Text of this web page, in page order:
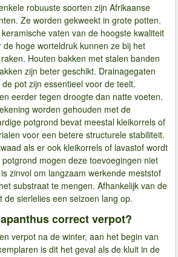
robuuste soorten zijn Afrikaanse
Ze worden gekweekt in grote potten.
vaten van de hoogste kwaliteit
hoge worteldruk kunnen ze bij het
Houten bakken met stalen banden
zijn beter geschikt. Drainagegaten
pot zijn essentieel voor de teelt.
eerder tegen droogte dan natte voeten.
worden gehouden met de
potgrond bevat meestal kleikorrels of
voor een betere structurele stabiliteit.
als er ook kleikorrels of lavastof wordt
mogen deze toevoegingen niet
zinvol om langzaam werkende meststof
substraat te mengen. Afhankelijk van de
de sierlelies een seizoen lang op.
correct verpot?
verpot na de winter, aan het begin van
is dit het geval als de kluit in de